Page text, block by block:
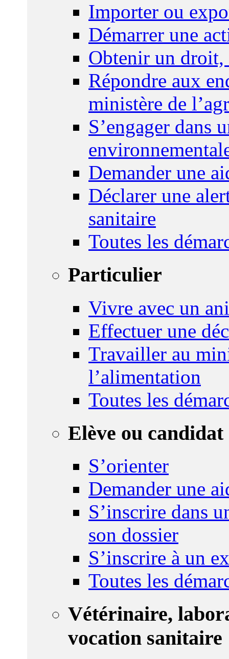
Importer ou
Démarrer une
Obtenir un droit,
Répondre aux
ministère de
S’engager dans
Demander une
Déclarer une
sanitaire
Toutes les
Particulier
Vivre avec un
Effectuer une
Travailler au
l’alimentation
Toutes les
Elève ou candidat
S’orienter
Demander une
S’inscrire dans
son dossier
S’inscrire à un
Toutes les
Vétérinaire,
vocation sanitaire